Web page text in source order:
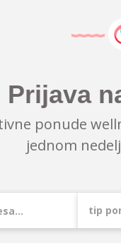
Prijava
ponude
jednom